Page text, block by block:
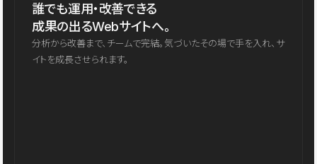
誰でも運用・改善できる
成果の出るWebサイトへ。
分析から改善まで、チームで完結。気づいたその場で手を入れ、サ
イトを成長させられます。